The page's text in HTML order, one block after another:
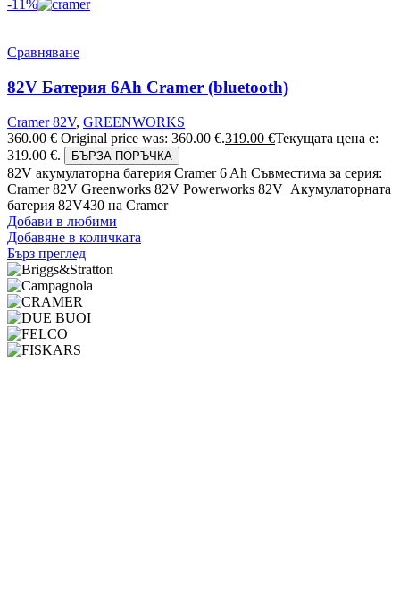
-11%
Сравняване
82V Батерия 6Ah Cramer (bluetooth)
Cramer 82V, GREENWORKS
360.00€ Original price was: 360.00 €.319.00 €Текущата цена е:
319.00 €.
БЪРЗА ПОРЪЧКА
82V акумулаторна батерия Cramer 6 Ah Съвместима за серия:
Cramer 82V Greenworks 82V Powerworks 82V Акумулаторната
батерия 82V430 на Cramer
Добави в любими
Добавяне в количката
Бърз преглед